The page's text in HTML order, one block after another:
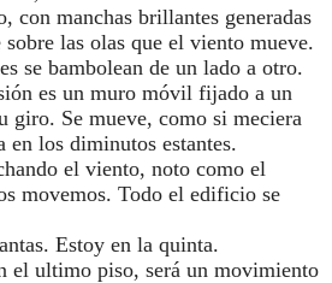
con manchas brillantes generadas
las olas que el viento mueve.
se bambolean de un lado a otro.
es un muro móvil fijado a un
giro. Se mueve, como si meciera
en los diminutos estantes.
el viento, noto como el
movemos. Todo el edificio se
Estoy en la quinta.
el ultimo piso, será un movimiento